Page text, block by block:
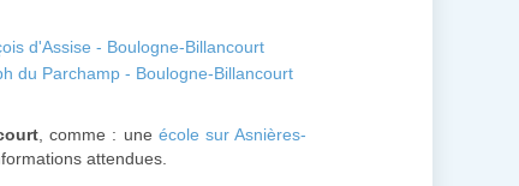
d'Assise - Boulogne-Billancourt
du Parchamp - Boulogne-Billancourt
, comme : une école sur Asnières-
attendues.